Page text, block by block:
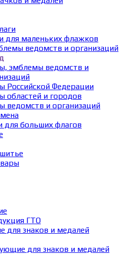
для маленьких флажков
ведомств и организаций
эмблемы ведомств и
Российской Федерации
областей и городов
ведомств и организаций
для больших флагов
ГТО
для знаков и медалей
для знаков и медалей